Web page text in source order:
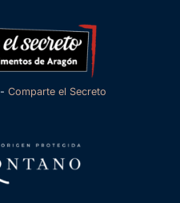
Comparte el Secreto